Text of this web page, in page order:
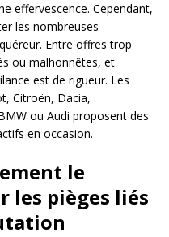
effervescence. Cependant,
les nombreuses
Entre offres trop
ou malhonnêtes, et
est de rigueur. Les
Citroën, Dacia,
ou Audi proposent des
en occasion.
le
les pièges liés